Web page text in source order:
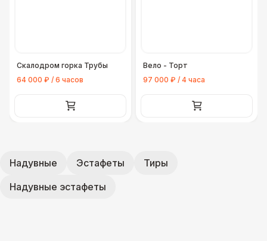
Скалодром горка Трубы
64 000 ₽ / 6 часов
Вело - Торт
97 000 ₽ / 4 часа
Надувные Эстафеты
Тиры
Надувные эстафеты